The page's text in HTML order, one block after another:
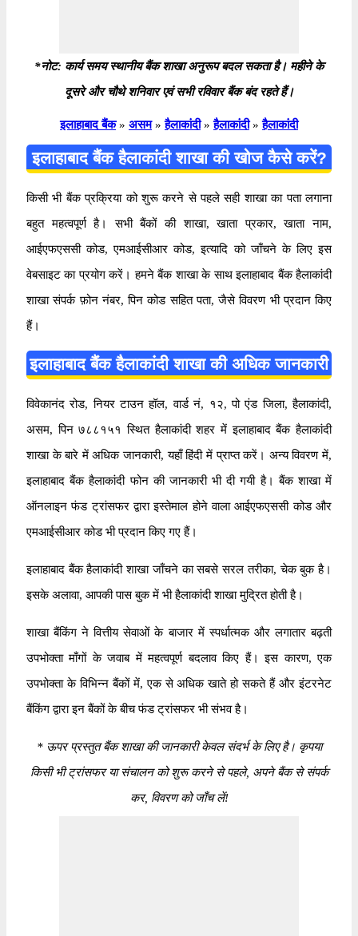
*नोट: कार्य समय स्थानीय बैंक शाखा अनुरूप बदल सकता है। महीने के
दूसरे और चौथे शनिवार एवं सभी रविवार बैंक बंद रहते हैं।
इलाहाबाद बैंक » असम » हैलाकांदी » हैलाकांदी » हैलाकांदी
इलाहाबाद बैंक हैलाकांदी शाखा की खोज कैसे करें?
किसी भी बैंक प्रक्रिया को शुरू करने से पहले सही शाखा का पता लगाना
बहुत महत्वपूर्ण है। सभी बैंकों की शाखा, खाता प्रकार, खाता नाम,
आईएफएससी कोड, एमआईसीआर कोड, इत्यादि को जाँचने के लिए इस
वेबसाइट का प्रयोग करें। हमने बैंक शाखा के साथ इलाहाबाद बैंक हैलाकांदी
शाखा संपर्क फ़ोन नंबर, पिन कोड सहित पता, जैसे विवरण भी प्रदान किए
हैं।
इलाहाबाद बैंक हैलाकांदी शाखा की अधिक जानकारी
विवेकानंद रोड, नियर टाउन हॉल, वार्ड नं, १२, पो एंड जिला, हैलाकांदी,
असम, पिन ७८८१५१ स्थित हैलाकांदी शहर में इलाहाबाद बैंक हैलाकांदी
शाखा के बारे में अधिक जानकारी, यहाँ हिंदी में प्राप्त करें। अन्य विवरण में,
इलाहाबाद बैंक हैलाकांदी फोन की जानकारी भी दी गयी है। बैंक शाखा में
ऑनलाइन फंड ट्रांसफर द्वारा इस्तेमाल होने वाला आईएफएससी कोड और
एमआईसीआर कोड भी प्रदान किए गए हैं।
इलाहाबाद बैंक हैलाकांदी शाखा जाँचने का सबसे सरल तरीका, चेक बुक है।
इसके अलावा, आपकी पास बुक में भी हैलाकांदी शाखा मुद्रित होती है।
शाखा बैंकिंग ने वित्तीय सेवाओं के बाजार में स्पर्धात्मक और लगातार बढ़ती
उपभोक्ता माँगों के जवाब में महत्वपूर्ण बदलाव किए हैं। इस कारण, एक
उपभोक्ता के विभिन्न बैंकों में, एक से अधिक खाते हो सकते हैं और इंटरनेट
बैंकिंग द्वारा इन बैंकों के बीच फंड ट्रांसफर भी संभव है।
*ऊपर प्रस्तुत बैंक शाखा की जानकारी केवल संदर्भ के लिए है। कृपया
किसी भी ट्रांसफर या संचालन को शुरू करने से पहले, अपने बैंक से संपर्क
कर, विवरण को जाँच लें!